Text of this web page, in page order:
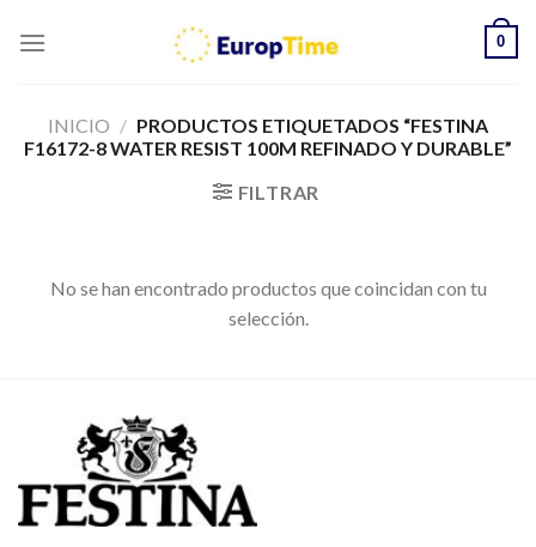
0
INICIO / PRODUCTOS ETIQUETADOS “FESTINA
F16172-8 WATER RESIST 100M REFINADO Y DURABLE”
FILTRAR
No se han encontrado productos que coincidan con tu
selección.